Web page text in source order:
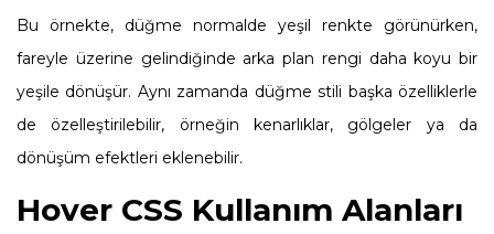
Bu örnekte, düğme normalde yeşil renkte görünürken,
fareyle üzerine gelindiğinde arka plan rengi daha koyu bir
yeşile dönüşür. Aynı zamanda düğme stili başka özelliklerle
de özelleştirilebilir, örneğin kenarlıklar, gölgeler ya da
dönüşüm efektleri eklenebilir.
Hover CSS Kullanım Alanları